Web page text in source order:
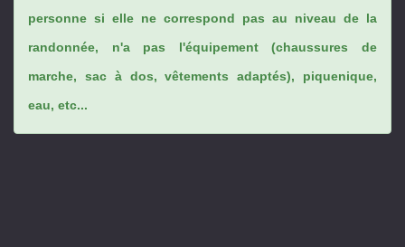
personne si elle ne correspond pas au niveau de la
randonnée, n'a pas l'équipement (chaussures de
marche, sac à dos, vêtements adaptés), piquenique,
eau, etc...